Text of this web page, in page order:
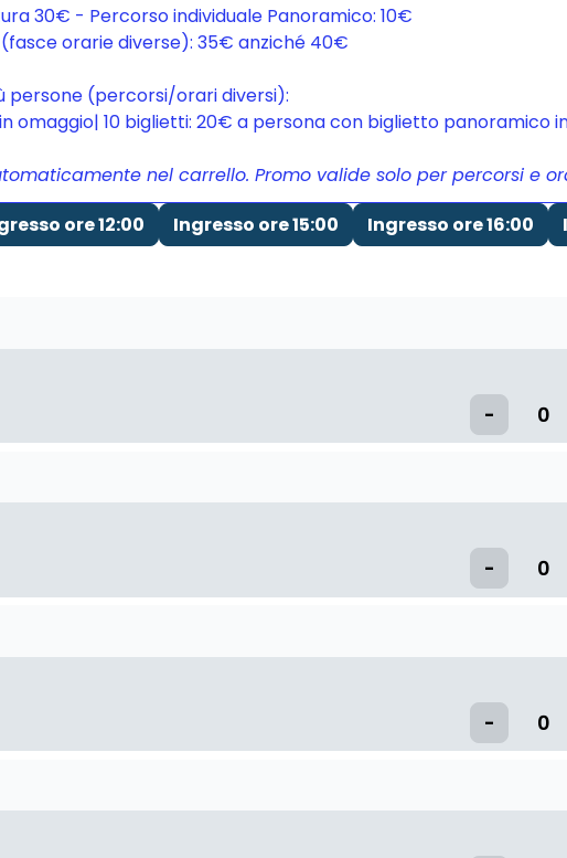
30€ - Percorso individuale Panoramico: 10€
orarie diverse): 35€ anziché 40€
persone (percorsi/orari diversi):
10 biglietti: 20€ a persona con biglietto panoramico
nel carrello. Promo valide solo per percorsi e
ore 12:00 Ingresso ore 15:00 Ingresso ore 16:00